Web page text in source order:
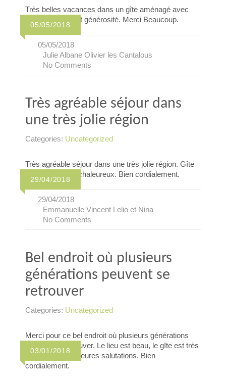
05/05/2018
Très belles vacances dans un gîte aménagé avec
goût, simplicité et générosité. Merci Beaucoup.
05/05/2018
Julie Albane Olivier les Cantalous
No Comments
Très agréable séjour dans
une très jolie région
Categories: Uncategorized
29/04/2018
Très agréable séjour dans une très jolie région. Gîte
très agréable et chaleureux. Bien cordialement.
29/04/2018
Emmanuelle Vincent Lelio et Nina
No Comments
Bel endroit où plusieurs
générations peuvent se
retrouver
Categories: Uncategorized
03/01/2018
Merci pour ce bel endroit où plusieurs générations
peuvent se retrouver. Le lieu est beau, le gîte est très
confortable. Meilleures salutations. Bien
cordialement.